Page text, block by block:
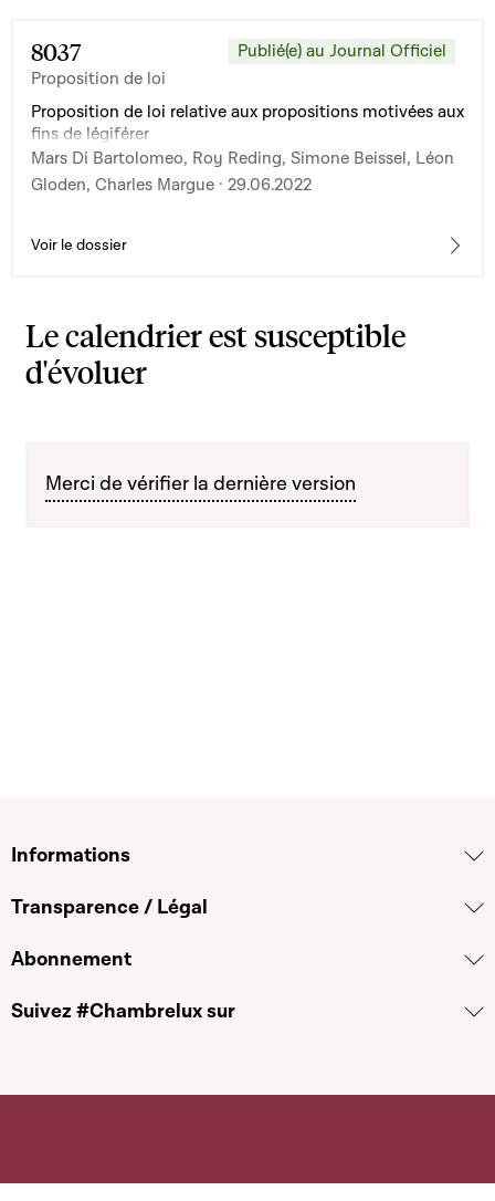
8037
Proposition de loi
Publié(e) au Journal Officiel
Proposition de loi relative aux propositions motivées aux
fins de légiférer
Mars Di Bartolomeo, Roy Reding, Simone Beissel, Léon
Gloden, Charles Margue · 29.06.2022
Voir le dossier
Le calendrier est susceptible
d'évoluer
Merci de vérifier la dernière version
Informations
Transparence / Légal
Abonnement
Suivez #Chambrelux sur